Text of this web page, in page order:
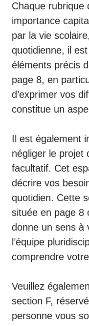
Chaque rubrique
importance
par la vie
quotidienne, il
éléments précis
page 8, en
d’exprimer vos
constitue un
Il est également
négliger le projet
facultatif. Cet
décrire vos
quotidien. Cette
située en page 8
donne un sens à
l’équipe
comprendre
Veuillez
section F,
personne vous